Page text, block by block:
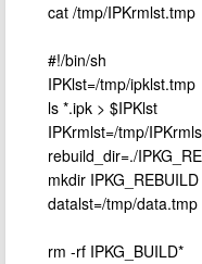
cat /tmp/IPKrmlst.tmp
#!/bin/sh
IPKlst=/tmp/ipklst.tmp
ls *.ipk > $IPKlst
IPKrmlst=/tmp/
rebuild_dir=./
mkdir IPKG_REBUILD
datalst=/tmp/data.tmp
rm -rf IPKG_BUILD*